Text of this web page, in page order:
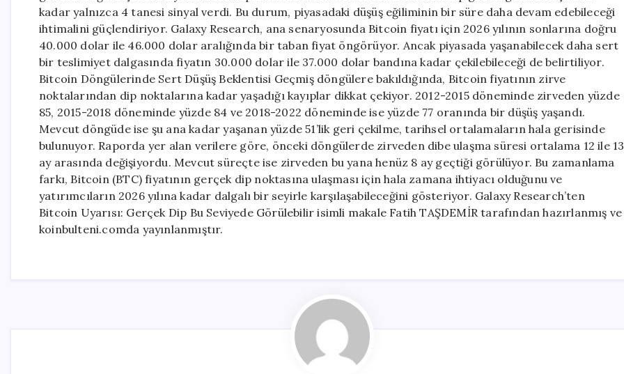
kadar yalnızca 4 tanesi sinyal verdi. Bu durum, piyasadaki düşüş eğiliminin bir süre daha devam edebileceği
ihtimalini güçlendiriyor. Galaxy Research, ana senaryosunda Bitcoin fiyatı için 2026 yılının sonlarına doğru
40.000 dolar ile 46.000 dolar aralığında bir taban fiyat öngörüyor. Ancak piyasada yaşanabilecek daha sert
bir teslimiyet dalgasında fiyatın 30.000 dolar ile 37.000 dolar bandına kadar çekilebileceği de belirtiliyor.
Bitcoin Döngülerinde Sert Düşüş Beklentisi Geçmiş döngülere bakıldığında, Bitcoin fiyatının zirve
noktalarından dip noktalarına kadar yaşadığı kayıplar dikkat çekiyor. 2012-2015 döneminde zirveden yüzde
85, 2015-2018 döneminde yüzde 84 ve 2018-2022 döneminde ise yüzde 77 oranında bir düşüş yaşandı.
Mevcut döngüde ise şu ana kadar yaşanan yüzde 51’lik geri çekilme, tarihsel ortalamaların hala gerisinde
bulunuyor. Raporda yer alan verilere göre, önceki döngülerde zirveden dibe ulaşma süresi ortalama 12 ile 13
ay arasında değişiyordu. Mevcut süreçte ise zirveden bu yana henüz 8 ay geçtiği görülüyor. Bu zamanlama
farkı, Bitcoin (BTC) fiyatının gerçek dip noktasına ulaşması için hala zamana ihtiyacı olduğunu ve
yatırımcıların 2026 yılına kadar dalgalı bir seyirle karşılaşabileceğini gösteriyor. Galaxy Research’ten
Bitcoin Uyarısı: Gerçek Dip Bu Seviyede Görülebilir isimli makale Fatih TAŞDEMİR tarafından hazırlanmış ve
koinbulteni.comda yayınlanmıştır.